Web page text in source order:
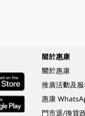
關於惠康
關於惠康
推廣活動及
惠康
門市退/換貨